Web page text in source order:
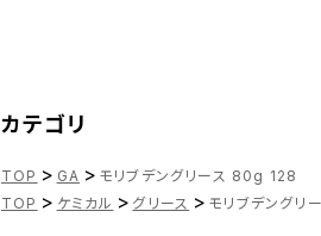
カテゴリ
TOP > GA > モリブデングリース 80g 128
TOP > ケミカル > グリース > モリブデングリ